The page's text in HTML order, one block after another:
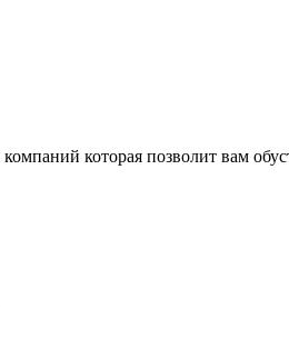
которая позволит вам